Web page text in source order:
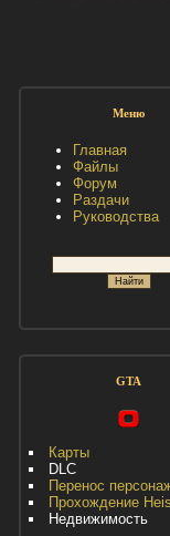
Меню
Главная
Файлы
Форум
Раздачи
Руководства
GTA
Карты
DLC
Перенос
Прохождение
Недвижимость